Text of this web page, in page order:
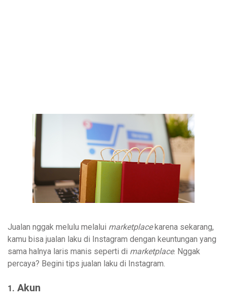
Jualan nggak melulu melalui marketplacekarena sekarang,
kamu bisa jualan laku di Instagram dengan keuntungan yang
sama halnya laris manis seperti di marketplace. Nggak
percaya? Begini tips jualan laku di Instagram.
1. Akun